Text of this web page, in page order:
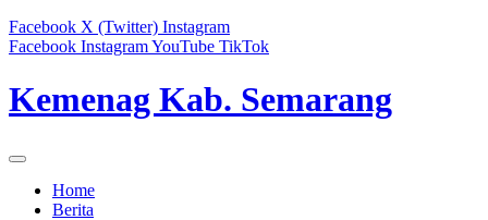
Facebook X (Twitter) Instagram
Facebook InstagramYouTube TikTok
Kemenag Kab. Semarang
Home
Berita